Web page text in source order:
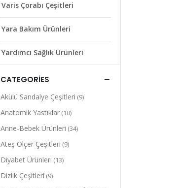
Varis Çorabı Çeşitleri
Yara Bakım Ürünleri
Yardımcı Sağlık Ürünleri
CATEGORIES
Akülü Sandalye Çeşitleri (9)
Anatomik Yastıklar (10)
Anne-Bebek Ürünleri (34)
Ateş Ölçer Çeşitleri (9)
Diyabet Ürünleri (13)
Dizlik Çeşitleri (9)